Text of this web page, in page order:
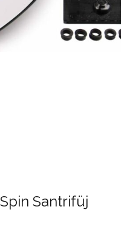
Spin Santrifüj